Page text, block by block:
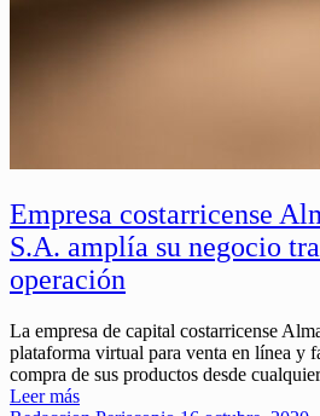
Empresa costarricense
S.A. amplía su negocio
operación
La empresa de capital costarricense
plataforma virtual para venta en línea y
compra de sus productos desde
Leer más